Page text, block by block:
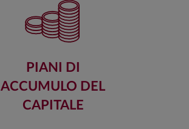
PIANI DI
ACCUMULO DEL
CAPITALE